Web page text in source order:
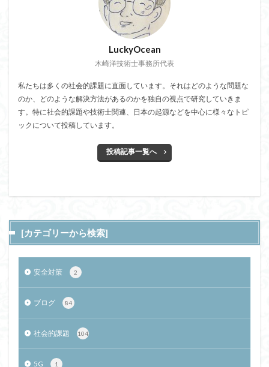
LuckyOcean
木崎洋技術士事務所代表
私たちは多くの社会的課題に直面しています。それはどのような問題な
のか、どのような解決方法があるのかを独自の視点で研究していきま
す。特に社会的課題や技術士関連、日本の起源などを中心に様々なトピ
ックについて投稿しています。
投稿記事一覧へ
[カテゴリーから検索]
安全対策 2
ブログ 84
社会的課題 104
5G 1